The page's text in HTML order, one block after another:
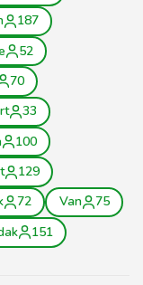
187
52
70
33
100
129
72 Van
75
151